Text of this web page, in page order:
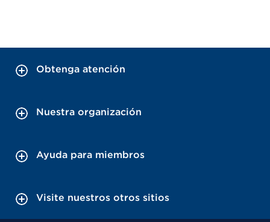
Obtenga atención
Nuestra organización
Ayuda para miembros
Visite nuestros otros sitios